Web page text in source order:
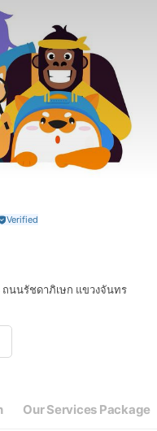
นนรัชดาภิเษก แขวงจันทร
Our Services Package